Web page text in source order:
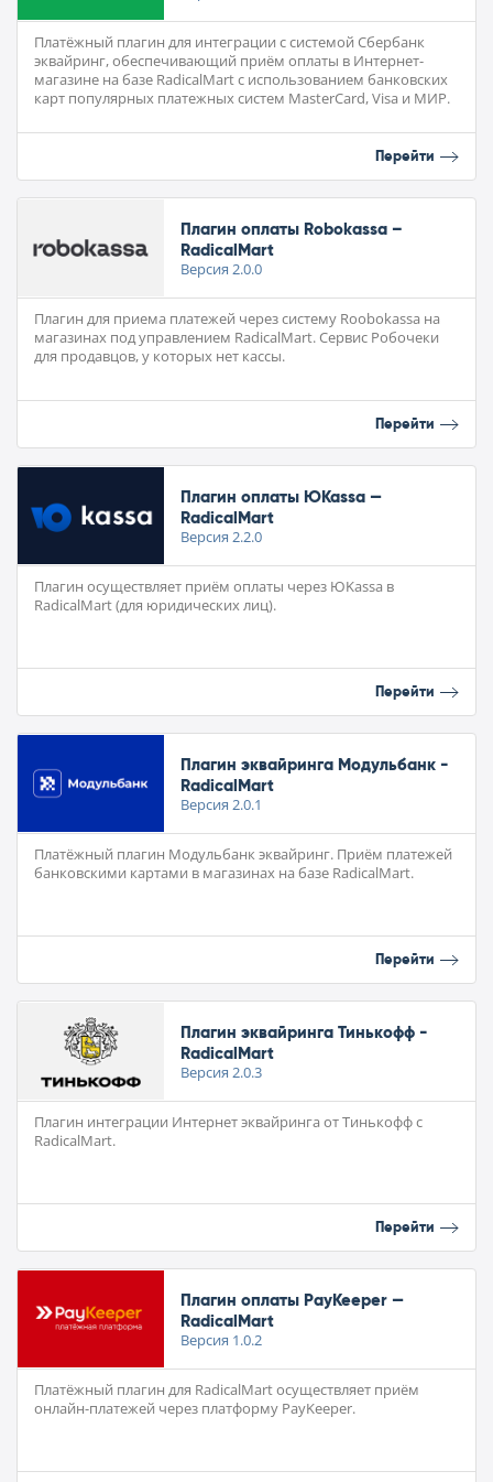
Платёжный плагин для интеграции с системой Сбербанк
эквайринг, обеспечивающий приём оплаты в Интернет-
магазине на базе RadicalMart с использованием банковских
карт популярных платежных систем MasterCard, Visa и МИР.
Перейти
Плагин оплаты Robokassa –
RadicalMart
Версия 2.0.0
Плагин для приема платежей через систему Roobokassa на
магазинах под управлением RadicalMart. Сервис Робочеки
для продавцов, у которых нет кассы.
Перейти
Плагин оплаты ЮKassa —
RadicalMart
Версия 2.2.0
Плагин осуществляет приём оплаты через ЮKassa в
RadicalMart (для юридических лиц).
Перейти
Плагин эквайринга Модульбанк -
RadicalMart
Версия 2.0.1
Платёжный плагин Модульбанк эквайринг. Приём платежей
банковскими картами в магазинах на базе RadicalMart.
Перейти
Плагин эквайринга Тинькофф -
RadicalMart
Версия 2.0.3
Плагин интеграции Интернет эквайринга от Тинькофф с
RadicalMart.
Перейти
Плагин оплаты PayKeeper —
RadicalMart
Версия 1.0.2
Платёжный плагин для RadicalMart осуществляет приём
онлайн-платежей через платформу PayKeeper.